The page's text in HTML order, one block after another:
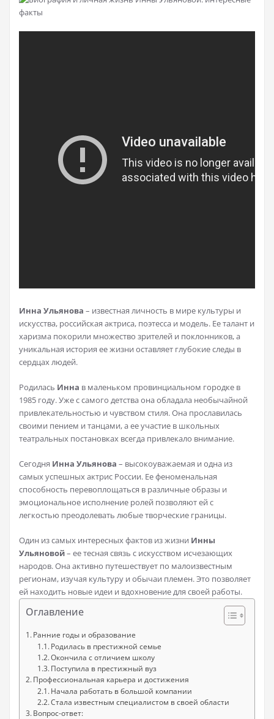
Инна Ульянова – известная личность в мире культуры и
искусства, российская актриса, поэтесса и модель. Ее талант и
харизма покорили множество зрителей и поклонников, а
уникальная история ее жизни оставляет глубокие следы в
сердцах людей.
Родилась Инна в маленьком провинциальном городке в
1985 году. Уже с самого детства она обладала необычайной
привлекательностью и чувством стиля. Она прославилась
своими пением и танцами, а ее участие в школьных
театральных постановках всегда привлекало внимание.
Сегодня Инна Ульянова – высокоуважаемая и одна из
самых успешных актрис России. Ее феноменальная
способность перевоплощаться в различные образы и
эмоциональное исполнение ролей позволяют ей с
легкостью преодолевать любые творческие границы.
Один из самых интересных фактов из жизни Инны
Ульяновой– ее тесная связь с искусством исчезающих
народов. Она активно путешествует по малоизвестным
регионам, изучая культуру и обычаи племен. Это позволяет
ей находить новые идеи и вдохновение для своей работы.
Оглавление
Ранние годы и образование
Родилась в престижной семье
Окончила с отличием школу
Поступила в престижный вуз
Профессиональная карьера и достижения
Начала работать в большой компании
Стала известным специалистом в своей области
Вопрос-ответ: